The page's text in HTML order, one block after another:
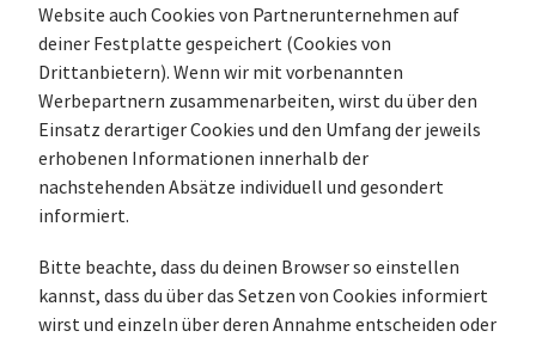
Website auch Cookies von Partnerunternehmen auf
deiner Festplatte gespeichert (Cookies von
Drittanbietern). Wenn wir mit vorbenannten
Werbepartnern zusammenarbeiten, wirst du über den
Einsatz derartiger Cookies und den Umfang der jeweils
erhobenen Informationen innerhalb der
nachstehenden Absätze individuell und gesondert
informiert.
Bitte beachte, dass du deinen Browser so einstellen
kannst, dass du über das Setzen von Cookies informiert
wirst und einzeln über deren Annahme entscheiden oder